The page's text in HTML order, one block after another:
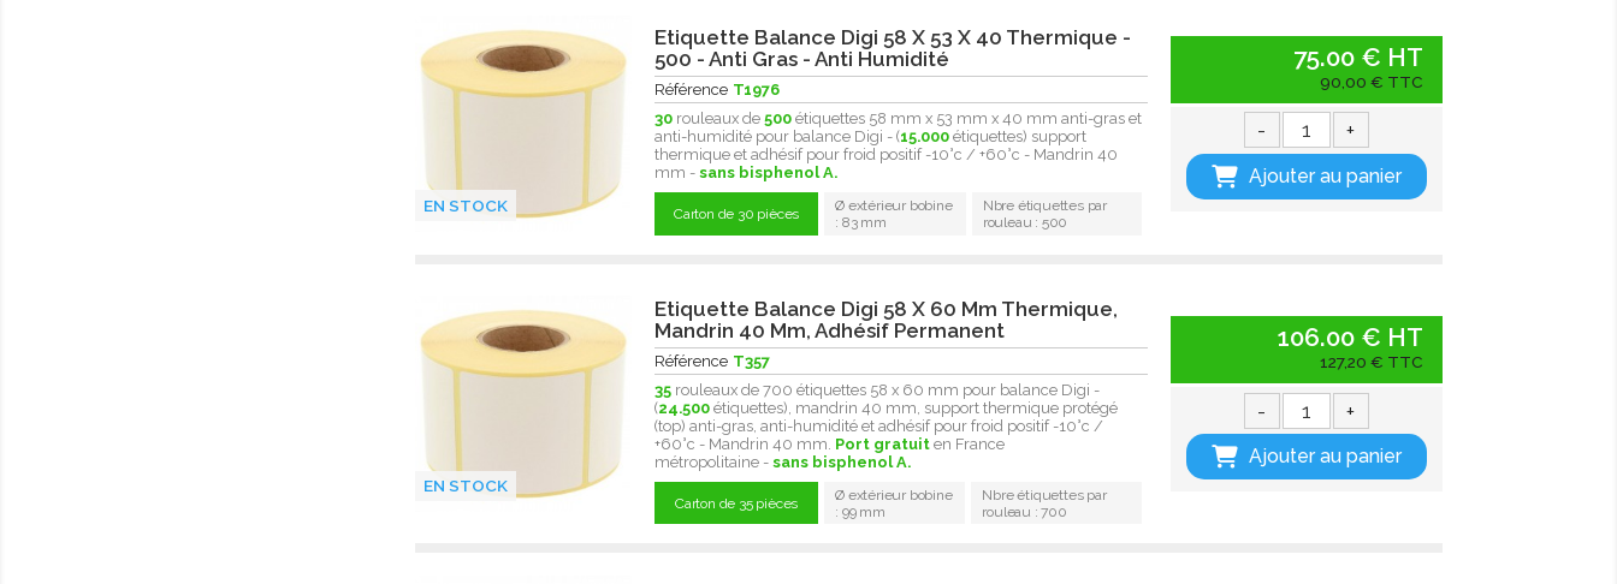
EN STOCK
Etiquette Balance Digi 58 X 53 X 40 Thermique -
500 - Anti Gras - Anti Humidité
Référence T1976
30 rouleaux de500 étiquettes 58 mm x 53 mm x 40 mm anti-gras et
anti-humidité pour balance Digi - (15.000 étiquettes) support
thermique et adhésif pour froid positif -10°c / +60°c - Mandrin 40
mm -sans bisphenol A.
Carton de 30 pièces
Ø extérieur bobine
: 83 mm
Nbre étiquettes par
rouleau : 500
75.00 € HT
90,00 € TTC
- +
Ajouter au panier
EN STOCK
Etiquette Balance Digi 58 X 60 Mm Thermique,
Mandrin 40 Mm, Adhésif Permanent
Référence T357
35 rouleaux de 700 étiquettes 58 x 60 mm pour balance Digi -
(24.500 étiquettes), mandrin 40 mm, support thermique protégé
(top) anti-gras, anti-humidité et adhésif pour froid positif -10°c /
+60°c - Mandrin 40 mm. Port gratuit en France
métropolitaine -sans bisphenol A.
Carton de 35 pièces
Ø extérieur bobine
: 99 mm
Nbre étiquettes par
rouleau : 700
106.00 € HT
127,20 € TTC
- +
Ajouter au panier